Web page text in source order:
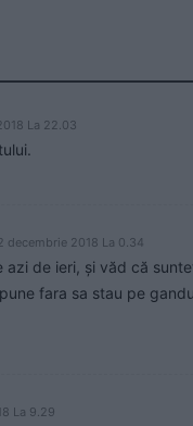
La 22.03
decembrie 2018 La 0.34
azi de ieri, şi văd că
fara sa stau pe
La 9.29